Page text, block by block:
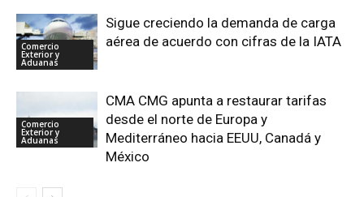
Comercio
Exterior y
Aduanas
Sigue creciendo la demanda de carga
aérea de acuerdo con cifras de la IATA
Comercio
Exterior y
Aduanas
CMA CMG apunta a restaurar tarifas
desde el norte de Europa y
Mediterráneo hacia EEUU, Canadá y
México